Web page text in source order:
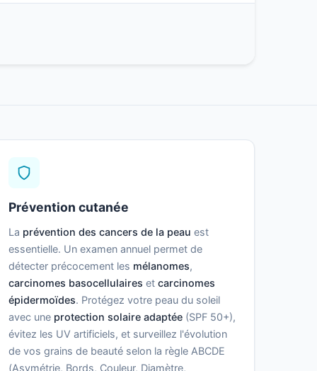
Prévention cutanée
La prévention des cancers de la peau est
essentielle. Un examen annuel permet de
détecter précocement les mélanomes,
carcinomes basocellulaires et carcinomes
épidermoïdes. Protégez votre peau du soleil
avec une protection solaire adaptée(SPF 50+),
évitez les UV artificiels, et surveillez l'évolution
de vos grains de beauté selon la règle ABCDE
(Asymétrie, Bords, Couleur, Diamètre,